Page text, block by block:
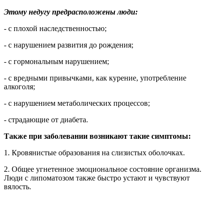
Этому недугу предрасположены люди:
- с плохой наследственностью;
- с нарушением развития до рождения;
- с гормональным нарушением;
- с вредными привычками, как курение, употребление
алкоголя;
- с нарушением метаболических процессов;
- страдающие от диабета.
Также при заболевании возникают такие симптомы:
1. Кровянистые образования на слизистых оболочках.
2. Общее угнетенное эмоциональное состояние организма.
Люди с липоматозом также быстро устают и чувствуют
вялость.